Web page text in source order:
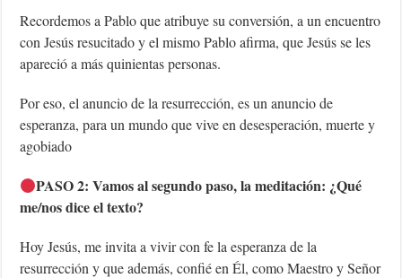
Recordemos a Pablo que atribuye su conversión, a un encuentro
con Jesús resucitado y el mismo Pablo afirma, que Jesús se les
apareció a más quinientas personas.
Por eso, el anuncio de la resurrección, es un anuncio de
esperanza, para un mundo que vive en desesperación, muerte y
agobiado
PASO 2: Vamos al segundo paso, la meditación: ¿Qué
me/nos dice el texto?
Hoy Jesús, me invita a vivir con fe la esperanza de la
resurrección y que además, confié en Él, como Maestro y Señor